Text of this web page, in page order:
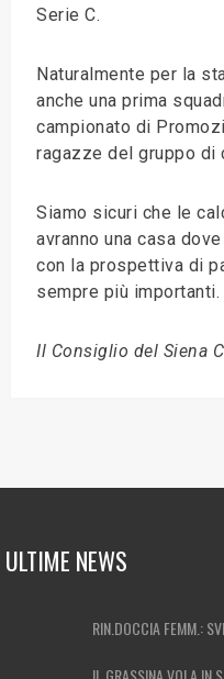
Serie C.
Naturalmente per la
anche una prima
campionato di
ragazze del gruppo di
Siamo sicuri che le
avranno una casa
con la prospettiva di
sempre più importanti.
Il Consiglio del Siena
ULTIME NEWS
RIN.DOCCIA FEMM.: